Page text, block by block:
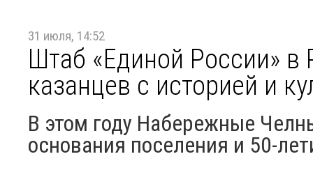
31 июля, 14:52
Штаб «Единой России»
казанцев с историей и
В этом году Набережные
основания поселения и 50-